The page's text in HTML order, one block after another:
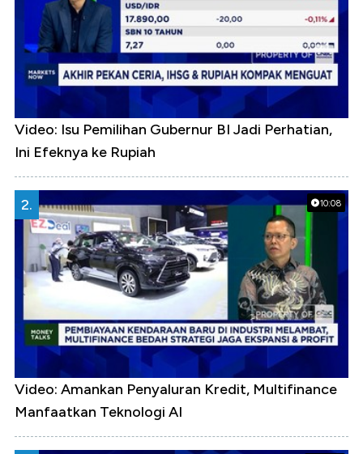
Video: Isu Pemilihan Gubernur BI Jadi Perhatian,
Ini Efeknya ke Rupiah
10:08
2.
Video: Amankan Penyaluran Kredit, Multifinance
Manfaatkan Teknologi AI